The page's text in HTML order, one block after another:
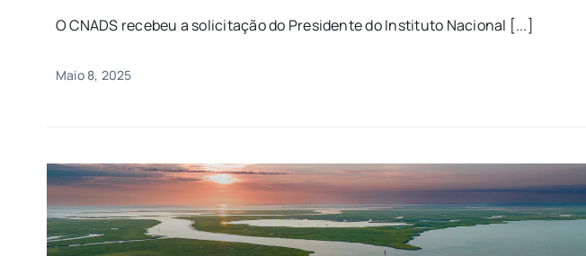
O CNADS recebeu a solicitação do Presidente do Instituto Nacional [...]
Maio 8, 2025